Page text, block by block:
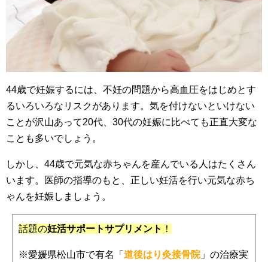
44歳で妊娠するには、不妊の問題から高血圧をはじめとす
るいろいろなリスクがあります。気を付けないといけない
ことが沢山あって20代、30代の妊娠に比べても正直大変な
ことも多いでしょう。
しかし、44歳で元気な赤ちゃんを産んでいる人はたくさん
います。医師の指導のもと、正しい妊活を行い元気な赤ち
ゃんを妊娠しましょう。
話題の妊活サポートサプリメント ！
※愛媛県松山市で有名「 道後はり灸接骨院」の治療実